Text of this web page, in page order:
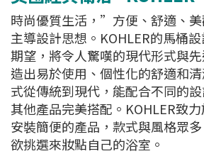
時尚優質生活，”方便、舒適、
主導設計思想。KOHLER的馬桶
期望，將令人驚嘆的現代形式與
造出易於使用、個性化的舒適和
式從傳統到現代，能配合不同的
其他產品完美搭配。KOHLER致
安裝簡便的產品，款式與風格眾
欲挑選來妝點自己的浴室。